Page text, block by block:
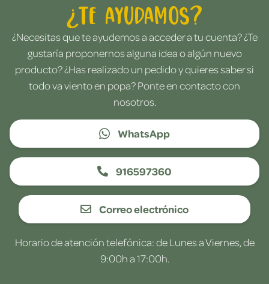
¿Te ayudamos?
¿Necesitas que te ayudemos a acceder a tu cuenta? ¿Te
gustaría proponernos alguna idea o algún nuevo
producto? ¿Has realizado un pedido y quieres saber si
todo va viento en popa? Ponte en contacto con
nosotros.
WhatsApp
916597360
Correo electrónico
Horario de atención telefónica: de Lunes a Viernes, de
9:00h a 17:00h.